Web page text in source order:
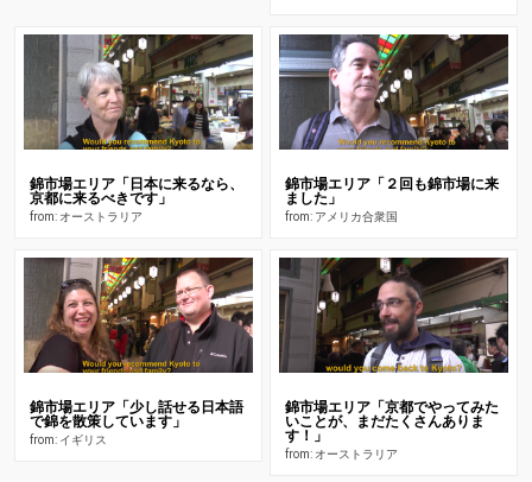
錦市場エリア「日本に来るなら、
京都に来るべきです」
from: オーストラリア
錦市場エリア「２回も錦市場に来
ました」
from: アメリカ合衆国
錦市場エリア「少し話せる日本語
で錦を散策しています」
from: イギリス
錦市場エリア「京都でやってみた
いことが、まだたくさんありま
す！」
from: オーストラリア